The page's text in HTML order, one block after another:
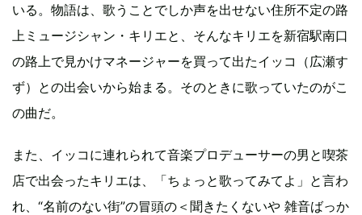
いる。物語は、歌うことでしか声を出せない住所不定の路
上ミュージシャン・キリエと、そんなキリエを新宿駅南口
の路上で見かけマネージャーを買って出たイッコ（広瀬す
ず）との出会いから始まる。そのときに歌っていたのがこ
の曲だ。
また、イッコに連れられて音楽プロデューサーの男と喫茶
店で出会ったキリエは、「ちょっと歌ってみてよ」と言わ
れ、“名前のない街”の冒頭の＜聞きたくないや 雑音ばっか